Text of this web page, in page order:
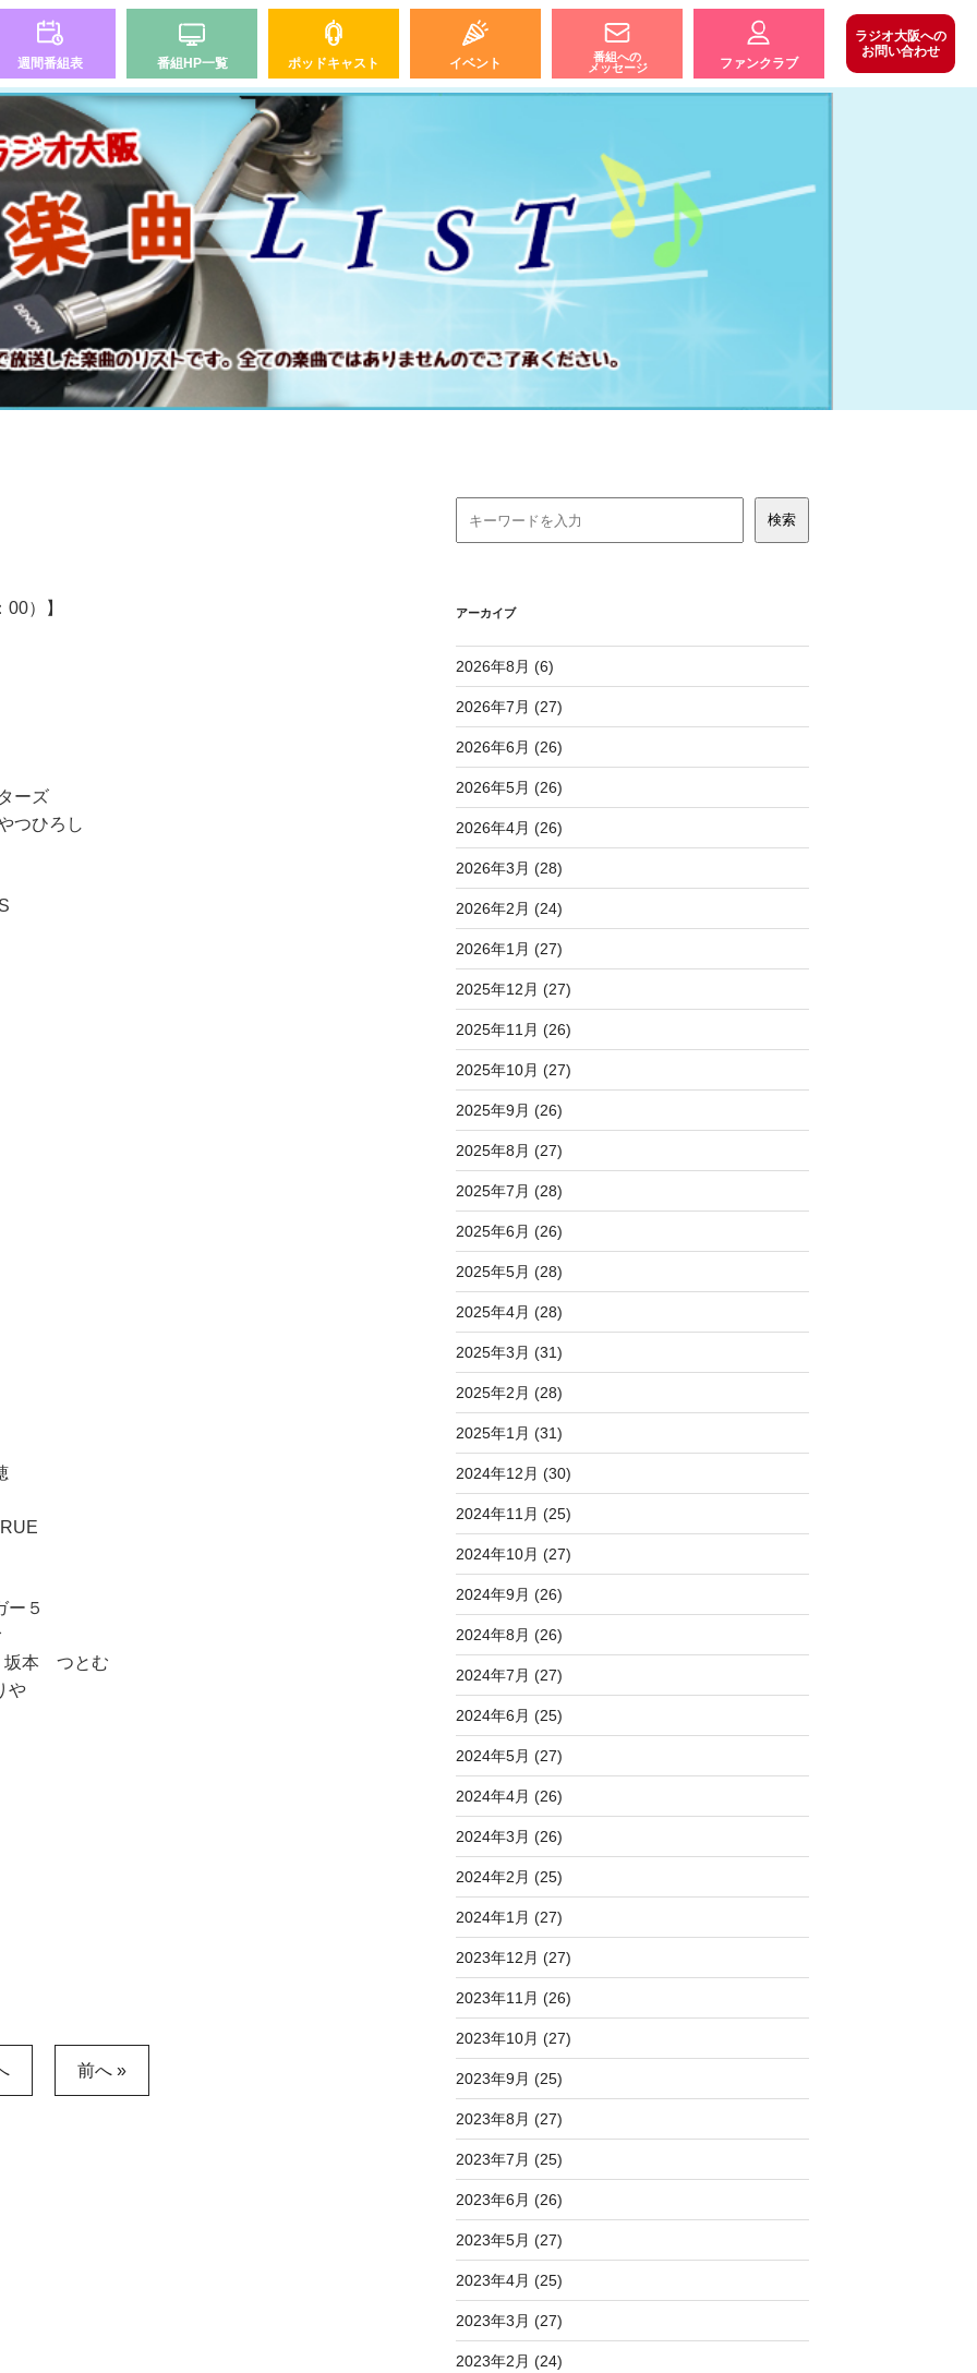
週間番組表 番組HP一覧 ポッドキャスト イベント
番組への
メッセージ
ファンクラブ
ラジオ大阪への
お問い合わせ
）】
ーズ
つひろし
５
本 つとむ
や
前へ »
アーカイブ
2026年8月 (6)
2026年7月 (27)
2026年6月 (26)
2026年5月 (26)
2026年4月 (26)
2026年3月 (28)
2026年2月 (24)
2026年1月 (27)
2025年12月 (27)
2025年11月 (26)
2025年10月 (27)
2025年9月 (26)
2025年8月 (27)
2025年7月 (28)
2025年6月 (26)
2025年5月 (28)
2025年4月 (28)
2025年3月 (31)
2025年2月 (28)
2025年1月 (31)
2024年12月 (30)
2024年11月 (25)
2024年10月 (27)
2024年9月 (26)
2024年8月 (26)
2024年7月 (27)
2024年6月 (25)
2024年5月 (27)
2024年4月 (26)
2024年3月 (26)
2024年2月 (25)
2024年1月 (27)
2023年12月 (27)
2023年11月 (26)
2023年10月 (27)
2023年9月 (25)
2023年8月 (27)
2023年7月 (25)
2023年6月 (26)
2023年5月 (27)
2023年4月 (25)
2023年3月 (27)
2023年2月 (24)